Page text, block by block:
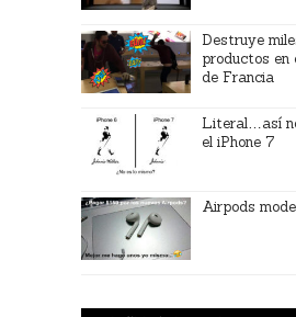
Destruye
productos en
de Francia
Literal…así
el iPhone 7
Airpods